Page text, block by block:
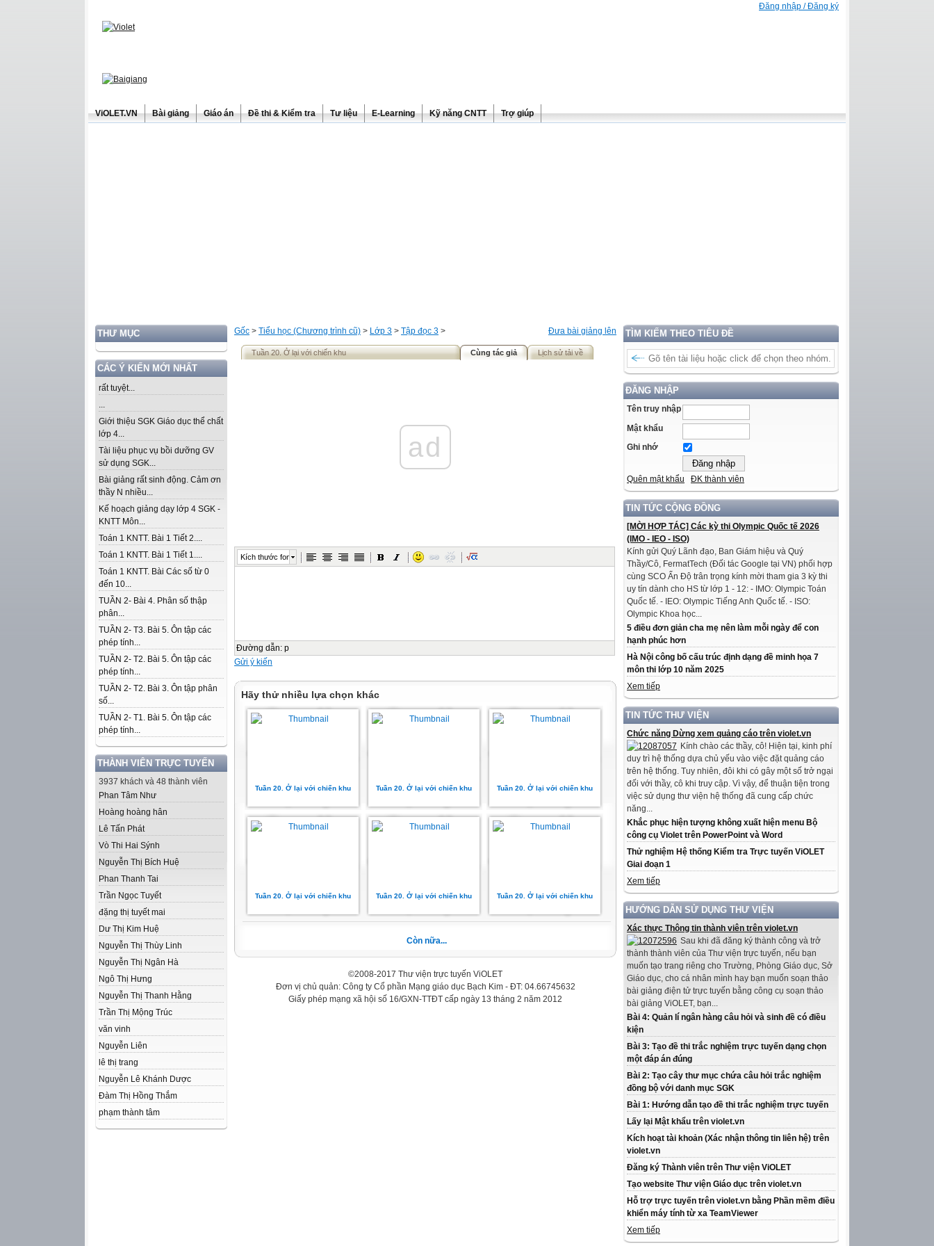
Đăng nhập / Đăng ký
ViOLET.VN Bài giảng Giáo án Đề thi & Kiểm tra Tư liệu E-Learning Kỹ năng CNTT Trợ giúp
THƯ MỤC
CÁC Ý KIẾN MỚI NHẤT
rất tuyệt...
...
Giới thiệu SGK Giáo dục thể chất
lớp 4...
Tài liệu phục vụ bồi dưỡng GV
sử dụng SGK...
Bài giảng rất sinh động. Cảm ơn
thầy N nhiều...
Kế hoạch giảng dạy lớp 4 SGK -
KNTT Môn...
Toán 1 KNTT. Bài 1 Tiết 2....
Toán 1 KNTT. Bài 1 Tiết 1....
Toán 1 KNTT. Bài Các số từ 0
đến 10...
TUẦN 2- Bài 4. Phân số thập
phân...
TUẦN 2- T3. Bài 5. Ôn tập các
phép tính...
TUẦN 2- T2. Bài 5. Ôn tập các
phép tính...
TUẦN 2- T2. Bài 3. Ôn tập phân
số...
TUẦN 2- T1. Bài 5. Ôn tập các
phép tính...
THÀNH VIÊN TRỰC TUYẾN
3937 khách và 48 thành viên
Phan Tâm Như
Hoàng hoàng hân
Lê Tấn Phát
Vò Thi Hai Sýnh
Nguyễn Thị Bích Huệ
Phan Thanh Tai
Trần Ngọc Tuyết
đặng thị tuyết mai
Dư Thị Kim Huệ
Nguyễn Thị Thùy Linh
Nguyễn Thị Ngân Hà
Ngô Thị Hưng
Nguyễn Thị Thanh Hằng
Trần Thị Mộng Trúc
văn vinh
Nguyễn Liên
lê thị trang
Nguyễn Lê Khánh Dược
Đàm Thị Hồng Thắm
phạm thành tâm
TÌM KIẾM THEO TIÊU ĐỀ
ĐĂNG NHẬP
Tên truy nhập
Mật khẩu
Ghi nhớ
Quên mật khẩu ĐK thành viên
TIN TỨC CỘNG ĐỒNG
[MỜI HỢP TÁC] Các kỳ thi Olympic Quốc tế 2026
(IMO - IEO - ISO)
Kính gửi Quý Lãnh đạo, Ban Giám hiệu và Quý
Thầy/Cô, FermatTech (Đối tác Google tại VN) phối hợp
cùng SCO Ấn Độ trân trọng kính mời tham gia 3 kỳ thi
uy tín dành cho HS từ lớp 1 - 12: - IMO: Olympic Toán
Quốc tế. - IEO: Olympic Tiếng Anh Quốc tế. - ISO:
Olympic Khoa học...
5 điều đơn giản cha mẹ nên làm mỗi ngày để con
hạnh phúc hơn
Hà Nội công bố cấu trúc định dạng đề minh họa 7
môn thi lớp 10 năm 2025
Xem tiếp
TIN TỨC THƯ VIỆN
Chức năng Dừng xem quảng cáo trên violet.vn
Kính chào các thầy, cô! Hiện tại, kinh phí
duy trì hệ thống dựa chủ yếu vào việc đặt quảng cáo
trên hệ thống. Tuy nhiên, đôi khi có gây một số trở ngại
đối với thầy, cô khi truy cập. Vì vậy, để thuận tiện trong
việc sử dụng thư viện hệ thống đã cung cấp chức
năng...
Khắc phục hiện tượng không xuất hiện menu Bộ
công cụ Violet trên PowerPoint và Word
Thử nghiệm Hệ thống Kiểm tra Trực tuyến ViOLET
Giai đoạn 1
Xem tiếp
HƯỚNG DẪN SỬ DỤNG THƯ VIỆN
Xác thực Thông tin thành viên trên violet.vn
Sau khi đã đăng ký thành công và trở
thành thành viên của Thư viện trực tuyến, nếu bạn
muốn tạo trang riêng cho Trường, Phòng Giáo dục, Sở
Giáo dục, cho cá nhân mình hay bạn muốn soạn thảo
bài giảng điện tử trực tuyến bằng công cụ soạn thảo
bài giảng ViOLET, bạn...
Bài 4: Quản lí ngân hàng câu hỏi và sinh đề có điều
kiện
Bài 3: Tạo đề thi trắc nghiệm trực tuyến dạng chọn
một đáp án đúng
Bài 2: Tạo cây thư mục chứa câu hỏi trắc nghiệm
đồng bộ với danh mục SGK
Bài 1: Hướng dẫn tạo đề thi trắc nghiệm trực tuyến
Lấy lại Mật khẩu trên violet.vn
Kích hoạt tài khoản (Xác nhận thông tin liên hệ) trên
violet.vn
Đăng ký Thành viên trên Thư viện ViOLET
Tạo website Thư viện Giáo dục trên violet.vn
Hỗ trợ trực tuyến trên violet.vn bằng Phần mềm điều
khiển máy tính từ xa TeamViewer
Xem tiếp
Đưa bài giảng lên
Gốc > Tiểu học (Chương trình cũ) > Lớp 3 > Tập đọc 3 >
Tuần 20. Ở lại với chiến khu Cùng tác giả Lịch sử tải về
ad
Kích thước font
Đường dẫn: p
Gửi ý kiến
Hãy thử nhiều lựa chọn khác
Tuần 20. Ở lại với chiến khu Tuần 20. Ở lại với chiến khu Tuần 20. Ở lại với chiến khu
Tuần 20. Ở lại với chiến khu Tuần 20. Ở lại với chiến khu Tuần 20. Ở lại với chiến khu
Còn nữa...
©2008-2017 Thư viện trực tuyến ViOLET
Đơn vị chủ quản: Công ty Cổ phần Mạng giáo dục Bạch Kim - ĐT: 04.66745632
Giấy phép mạng xã hội số 16/GXN-TTĐT cấp ngày 13 tháng 2 năm 2012